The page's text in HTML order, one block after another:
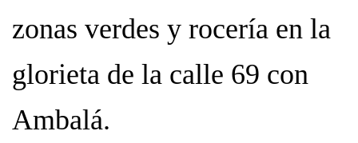
zonas verdes y rocería en la
glorieta de la calle 69 con
Ambalá.